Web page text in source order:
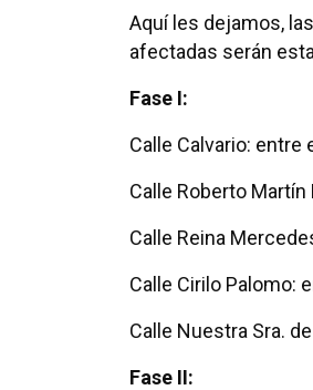
Aquí les dejamos,
afectadas serán
Fase I:
Calle Calvario: entre
Calle Roberto Martín
Calle Reina
Calle Cirilo Palomo:
Calle Nuestra Sra.
Fase II: